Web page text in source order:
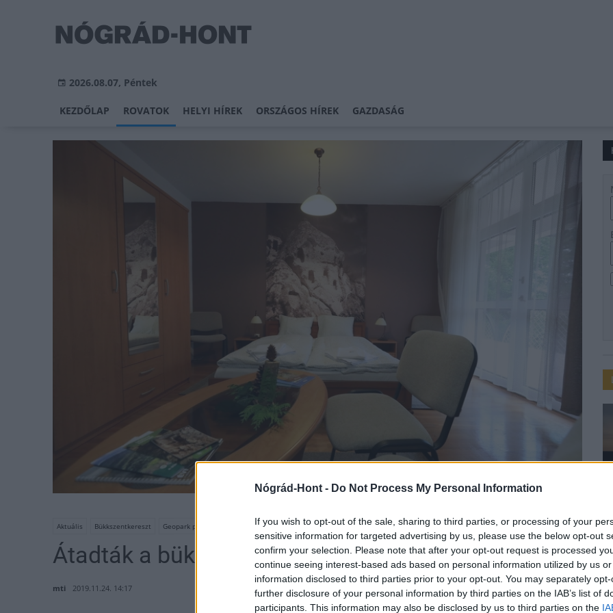
Nógrád-Hont - Do Not Process My Personal Information
If you wish to opt-out of the sale, sharing to third parties, or processing of your
sensitive information for targeted advertising by us, please use the below opt-out
confirm your selection. Please note that after your opt-out request is processed
continue seeing interest-based ads based on personal information utilized by us
information disclosed to third parties prior to your opt-out. You may separately
further disclosure of your personal information by third parties on the IAB’s list of
participants. This information may also be disclosed by us to third parties on the
2026.08.07, Péntek
KEZDŐLAP ROVATOK HELYI HÍREK ORSZÁGOS HÍREK GAZDASÁG
Aktuális Bükkszentkereszt Geopark panzió
Átadták a bükkszentkereszti Geopark panziót
mti 2019.11.24. 14:17